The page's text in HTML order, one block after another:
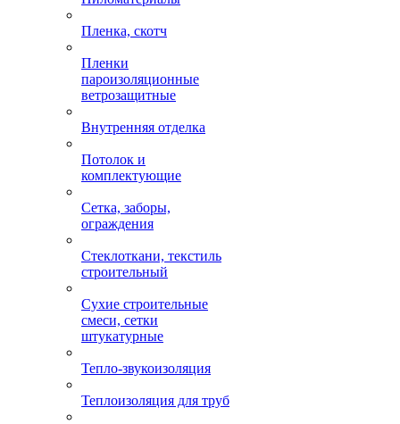
Пленка, скотч
Пленки
пароизоляционные
ветрозащитные
Внутренняя отделка
Потолок и
комплектующие
Сетка, заборы,
ограждения
Стеклоткани, текстиль
строительный
Сухие строительные
смеси, сетки
штукатурные
Тепло-звукоизоляция
Теплоизоляция для труб